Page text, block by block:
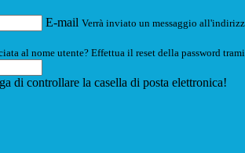
E-mail Verrà inviato un messaggio
al nome utente? Effettua il reset della password
di controllare la casella di posta elettronica!